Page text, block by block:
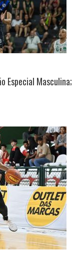
Especial Masculina;